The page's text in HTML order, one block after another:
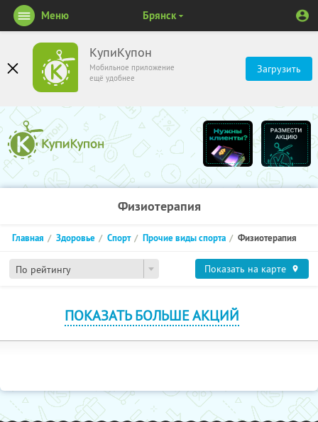
КупиКупон
Мобильное приложение
ещё удобнее
Загрузить
Меню Брянск
Физиотерапия
По рейтингу
Главная Здоровье Спорт Прочие виды спорта Физиотерапия
Показать на карте
ПОКАЗАТЬ БОЛЬШЕ АКЦИЙ